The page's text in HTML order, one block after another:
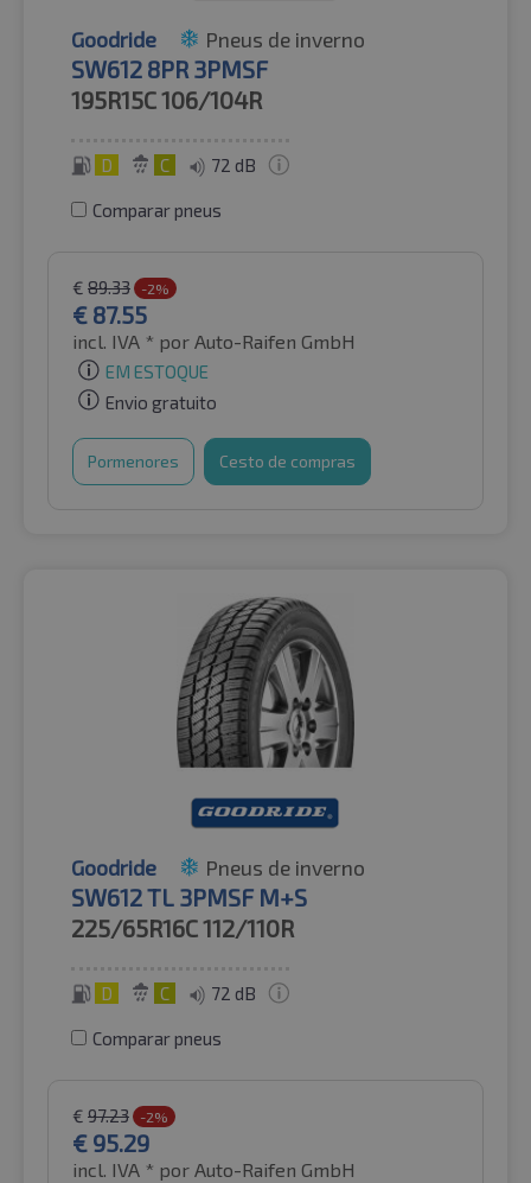
Goodride Pneus de inverno
SW612 8PR 3PMSF
195R15C106/104R
D C 72 dB
Comparar pneus
€ 89.33 -2%
€ 87.55
incl. IVA * por Auto-Raifen GmbH
EM ESTOQUE
Envio gratuito
Pormenores Cesto de compras
Goodride Pneus de inverno
SW612 TL 3PMSF M+S
225/65R16C112/110R
D C 72 dB
Comparar pneus
€ 97.23 -2%
€ 95.29
incl. IVA * por Auto-Raifen GmbH